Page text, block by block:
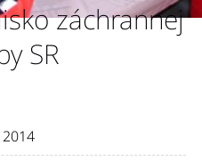
záchrannej
SR
2014